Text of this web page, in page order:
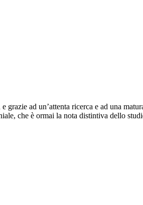
ad un’attenta ricerca e ad una
che è ormai la nota distintiva dello